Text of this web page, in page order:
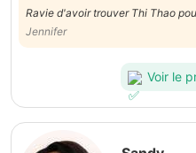
Ravie d'avoir trouver Thi Thao
que recommander cette
des moindres détails. Très
Jennifer
Voir le